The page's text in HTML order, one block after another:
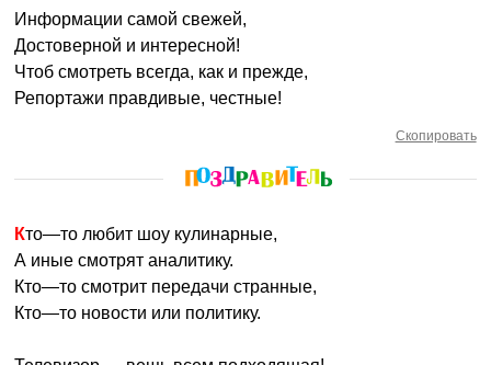
Информации самой свежей,
Достоверной и интересной!
Чтоб смотреть всегда, как и прежде,
Репортажи правдивые, честные!
Скопировать
Кто—то любит шоу кулинарные,
А иные смотрят аналитику.
Кто—то смотрит передачи странные,
Кто—то новости или политику.